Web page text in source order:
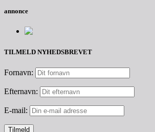
annonce
TILMELD NYHEDSBREVET
Fornavn:
Efternavn:
E-mail: